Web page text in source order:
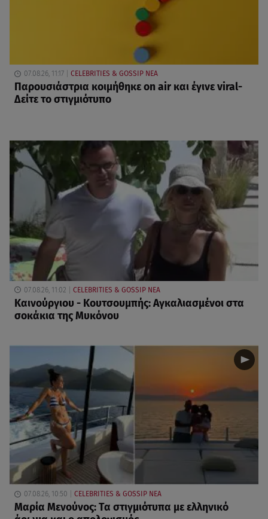
07.08.26, 11:17 CELEBRITIES & GOSSIP ΝΕΑ
Παρουσιάστρια κοιμήθηκε on air και έγινε viral-
Δείτε το στιγμιότυπο
07.08.26, 11:02 CELEBRITIES & GOSSIP ΝΕΑ
Καινούργιου - Κουτσουμπής: Αγκαλιασμένοι στα
σοκάκια της Μυκόνου
07.08.26, 10:50 CELEBRITIES & GOSSIP ΝΕΑ
Μαρία Μενούνος: Τα στιγμιότυπα με ελληνικό